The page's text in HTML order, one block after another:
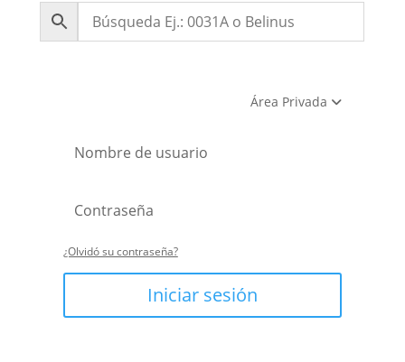
Área Privada
¿Olvidó su contraseña?
Iniciar sesión